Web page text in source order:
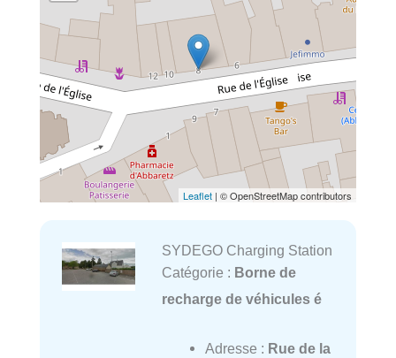
Leaflet | © OpenStreetMap contributors
SYDEGO Charging Station
Catégorie : Borne de
recharge de véhicules é
Adresse : Rue de la